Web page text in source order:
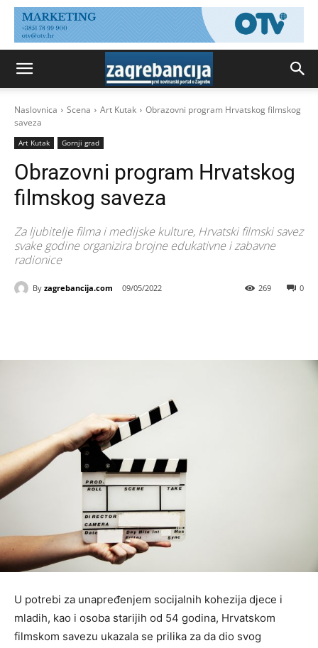
Naslovnica Scena Art Kutak
Obrazovni program Hrvatskog filmskog
saveza
Art Kutak Gornji grad
Obrazovni program Hrvatskog
filmskog saveza
Za ljubitelje filma i medijske kulture, Hrvatski filmski savez
svake godine organizira brojne edukativne i zabavne
radionice
By zagrebancija.com 09/05/2022 0
269
U potrebi za unapređenjem socijalnih kohezija djece i
mladih, kao i osoba starijih od 54 godina, Hrvatskom
filmskom savezu ukazala se prilika za da dio svog